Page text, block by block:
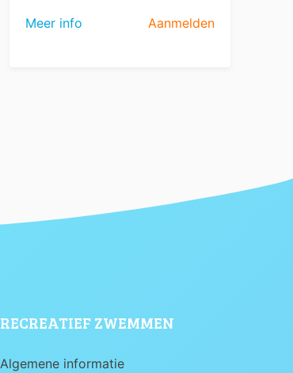
Meer info
Aanmelden
RECREATIEF ZWEMMEN
Algemene informatie